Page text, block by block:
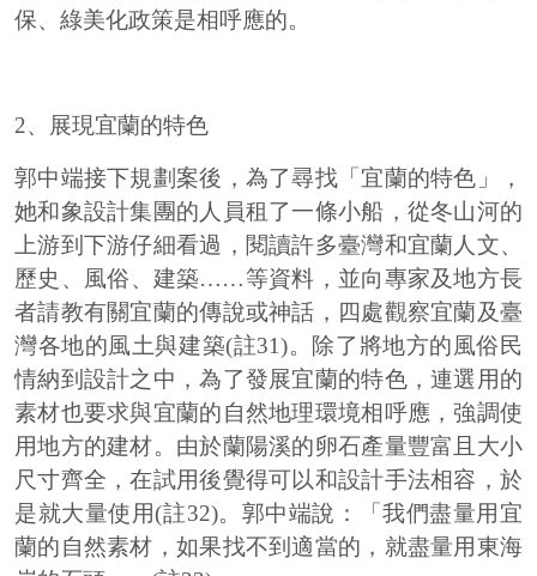
保、綠美化政策是相呼應的。
2、展現宜蘭的特色
郭中端接下規劃案後，為了尋找「宜蘭的特色」，
她和象設計集團的人員租了一條小船，從冬山河的
上游到下游仔細看過，閱讀許多臺灣和宜蘭人文、
歷史、風俗、建築……等資料，並向專家及地方長
者請教有關宜蘭的傳說或神話，四處觀察宜蘭及臺
灣各地的風土與建築(註31)。除了將地方的風俗民
情納到設計之中，為了發展宜蘭的特色，連選用的
素材也要求與宜蘭的自然地理環境相呼應，強調使
用地方的建材。由於蘭陽溪的卵石產量豐富且大小
尺寸齊全，在試用後覺得可以和設計手法相容，於
是就大量使用(註32)。郭中端說：「我們盡量用宜
蘭的自然素材，如果找不到適當的，就盡量用東海